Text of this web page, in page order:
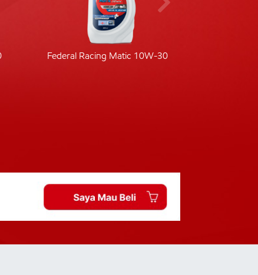
Federal Racing Matic 10W-30